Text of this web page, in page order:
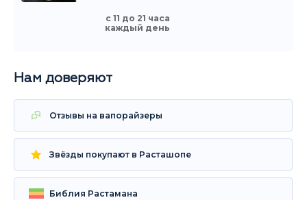
с 11 до 21 часа
каждый день
Нам доверяют
Отзывы на вапорайзеры
Звёзды покупают в Расташопе
Библия Растамана